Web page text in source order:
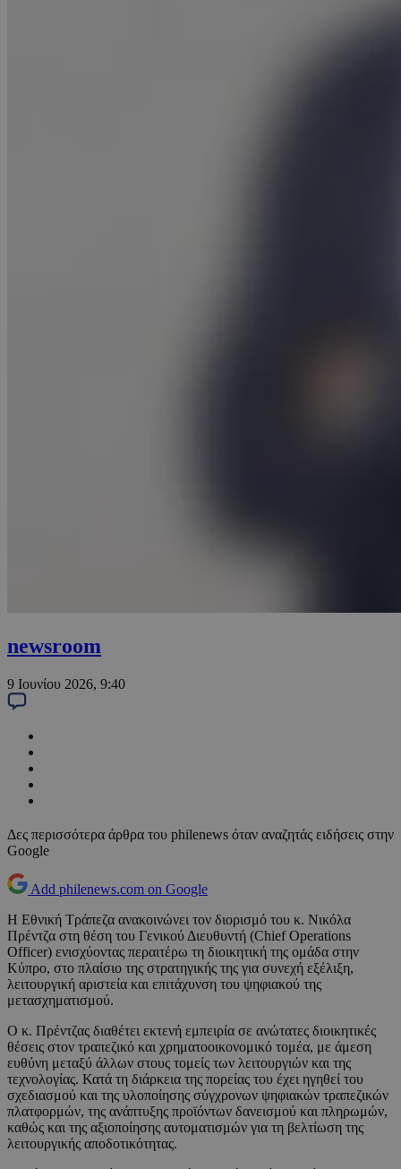
newsroom
9 Ιουνίου 2026, 9:40
Δες περισσότερα άρθρα του philenews όταν αναζητάς ειδήσεις στην
Google
Add philenews.com on Google
Η Εθνική Τράπεζα ανακοινώνει τον διορισμό του κ. Νικόλα
Πρέντζα στη θέση του Γενικού Διευθυντή (Chief Operations
Officer) ενισχύοντας περαιτέρω τη διοικητική της ομάδα στην
Κύπρο, στο πλαίσιο της στρατηγικής της για συνεχή εξέλιξη,
λειτουργική αριστεία και επιτάχυνση του ψηφιακού της
μετασχηματισμού.
Ο κ. Πρέντζας διαθέτει εκτενή εμπειρία σε ανώτατες διοικητικές
θέσεις στον τραπεζικό και χρηματοοικονομικό τομέα, με άμεση
ευθύνη μεταξύ άλλων στους τομείς των λειτουργιών και της
τεχνολογίας. Κατά τη διάρκεια της πορείας του έχει ηγηθεί του
σχεδιασμού και της υλοποίησης σύγχρονων ψηφιακών τραπεζικών
πλατφορμών, της ανάπτυξης προϊόντων δανεισμού και πληρωμών,
καθώς και της αξιοποίησης αυτοματισμών για τη βελτίωση της
λειτουργικής αποδοτικότητας.